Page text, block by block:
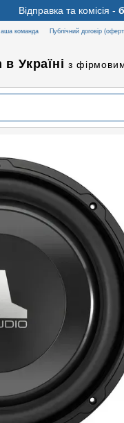
Відправка та комісія -
команда Публічний договір
Україні з